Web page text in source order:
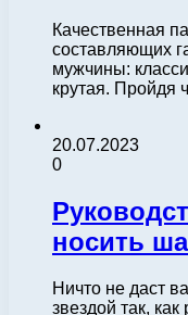
Качественная
составляющих
мужчины:
крутая. Пройдя
20.07.2023
0
носить
Ничто не даст
звездой так,